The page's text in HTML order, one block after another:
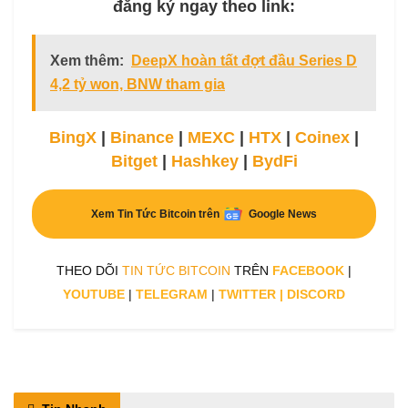
đăng ký ngay theo link:
Xem thêm:
DeepX hoàn tất đợt đầu Series D
4,2 tỷ won, BNW tham gia
BingX Binance MEXC HTX Coinex
Bitget| Hashkey| BydFi
Xem Tin Tức Bitcoin trên Google News
THEO DÕI TIN TỨC BITCOIN TRÊN FACEBOOK |
YOUTUBE | TELEGRAM | TWITTER | DISCORD